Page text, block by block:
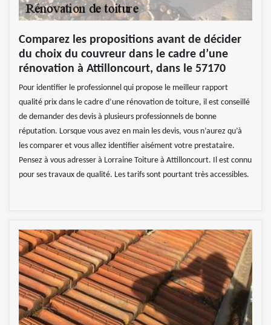
Comparez les propositions avant de décider
du choix du couvreur dans le cadre d’une
rénovation à Attilloncourt, dans le 57170
Pour identifier le professionnel qui propose le meilleur rapport
qualité prix dans le cadre d’une rénovation de toiture, il est conseillé
de demander des devis à plusieurs professionnels de bonne
réputation. Lorsque vous avez en main les devis, vous n’aurez qu’à
les comparer et vous allez identifier aisément votre prestataire.
Pensez à vous adresser à Lorraine Toiture à Attilloncourt. Il est connu
pour ses travaux de qualité. Les tarifs sont pourtant très accessibles.